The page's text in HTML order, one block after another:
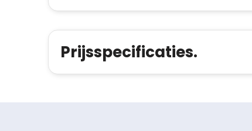
Prijsspecificaties.